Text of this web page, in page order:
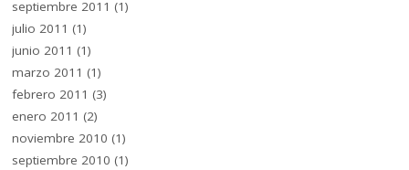
septiembre 2011 (1)
julio 2011 (1)
junio 2011 (1)
marzo 2011 (1)
febrero 2011 (3)
enero 2011 (2)
noviembre 2010 (1)
septiembre 2010 (1)